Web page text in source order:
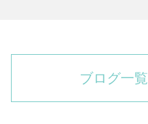
ブログ一覧